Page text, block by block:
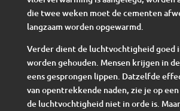
die twee weken moet de cementen
langzaam worden opgewarmd.
Verder dient de luchtvochtigheid goed
worden gehouden. Mensen krijgen in
eens gesprongen lippen. Datzelfde
van opentrekkende naden, zie je op
de luchtvochtigheid niet in orde is.